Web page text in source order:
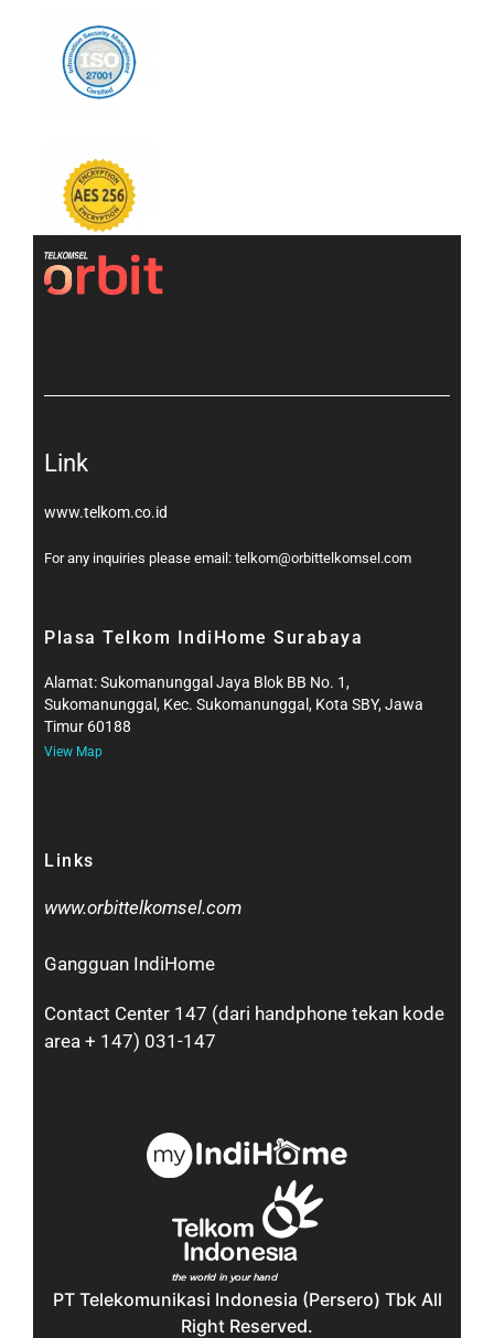
Link
www.telkom.co.id
For any inquiries please email: telkom@orbittelkomsel.com
Plasa Telkom IndiHome Surabaya
Alamat: Sukomanunggal Jaya Blok BB No. 1,
Sukomanunggal, Kec. Sukomanunggal, Kota SBY, Jawa
Timur 60188
View Map
Links
www.orbittelkomsel.com
Gangguan IndiHome
Contact Center 147 (dari handphone tekan kode
area + 147) 031-147
PT Telekomunikasi Indonesia (Persero) Tbk All
Right Reserved.